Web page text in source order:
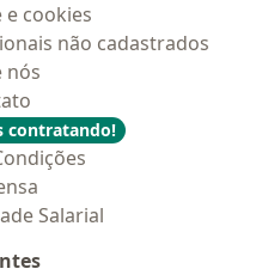
e cookies
não cadastrados
nós
contratando!
Salarial